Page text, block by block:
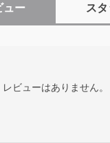
ュー ス
レビューはありません。